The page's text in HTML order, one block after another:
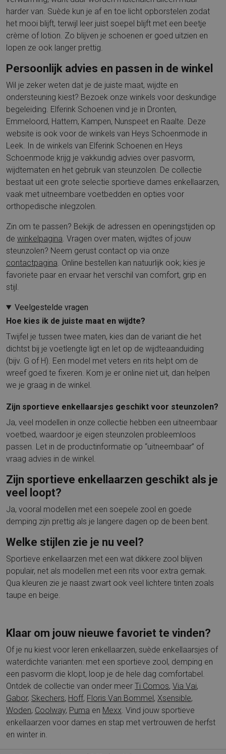
harder van. Suède kun je af en toe licht opborstelen zodat
het mooi blijft, terwijl leer juist soepel blijft met een beetje
crème of lotion. Zo blijven je schoenen er goed uitzien en
lopen ze ook langer prettig.
Persoonlijk advies en passen in de winkel
Wil je zeker weten dat je de juiste maat, wijdte en
ondersteuning kiest? Bezoek onze winkels voor deskundige
begeleiding. Elferink Schoenen vind je in Dronten,
Emmeloord, Hattem, Kampen, Nunspeet en Raalte. Deze
website is ook voor de winkels van Heys Schoenmode in
Leek. In de winkels van Elferink Schoenen en Heys
Schoenmode krijg je vakkundig advies over pasvorm,
wijdtematen en het gebruik van steunzolen. De collectie
bestaat uit een grote selectie sportieve dames enkellaarzen,
vaak met uitneembare voetbedden en opties voor
orthopedische inlegzolen.
Zin om te passen? Bekijk de adressen en openingstijden op
de winkelpagina. Vragen over maten, wijdtes of jouw
steunzolen? Neem gerust contact op via onze
contactpagina. Online bestellen kan natuurlijk ook; kies je
favoriete paar en ervaar het verschil van comfort, grip en
stijl.
Veelgestelde vragen
Hoe kies ik de juiste maat en wijdte?
Twijfel je tussen twee maten, kies dan de variant die het
dichtst bij je voetlengte ligt en let op de wijdteaanduiding
(bijv. G of H). Een model met veters en rits helpt om de
wreef goed te fixeren. Kom je er online niet uit, dan helpen
we je graag in de winkel.
Zijn sportieve enkellaarsjes geschikt voor steunzolen?
Ja, veel modellen in onze collectie hebben een uitneembaar
voetbed, waardoor je eigen steunzolen probleemloos
passen. Let in de productinformatie op “uitneembaar” of
vraag advies in de winkel.
Zijn sportieve enkellaarzen geschikt als je
veel loopt?
Ja, vooral modellen met een soepele zool en goede
demping zijn prettig als je langere dagen op de been bent.
Welke stijlen zie je nu veel?
Sportieve enkellaarzen met een wat dikkere zool blijven
populair, net als modellen met een rits voor extra gemak.
Qua kleuren zie je naast zwart ook veel lichtere tinten zoals
taupe en beige.
Klaar om jouw nieuwe favoriet te vinden?
Of je nu kiest voor leren enkellaarzen, suède enkellaarsjes of
waterdichte varianten: met een sportieve zool, demping en
een pasvorm die klopt, loop je de hele dag comfortabel.
Ontdek de collectie van onder meer Ti Comos, Via Vai,
Gabor, Skechers, Hoff, Floris Van Bommel, Xsensible,
Woden, Coolway, Puma en Mexx. Vind jouw sportieve
enkellaarzen voor dames en stap met vertrouwen de herfst
en winter in.